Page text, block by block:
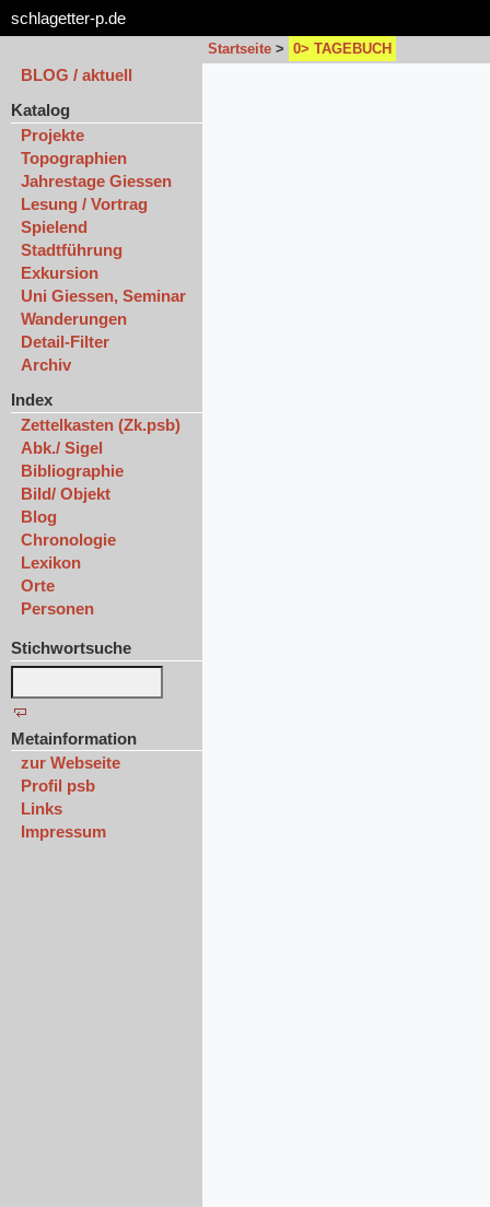
schlagetter-p.de
Startseite > 0> TAGEBUCH
BLOG / aktuell
Katalog
Projekte
Topographien
Jahrestage Giessen
Lesung / Vortrag
Spielend
Stadtführung
Exkursion
Uni Giessen, Seminar
Wanderungen
Detail-Filter
Archiv
Index
Zettelkasten (Zk.psb)
Abk./ Sigel
Bibliographie
Bild/ Objekt
Blog
Chronologie
Lexikon
Orte
Personen
Stichwortsuche
Metainformation
zur Webseite
Profil psb
Links
Impressum